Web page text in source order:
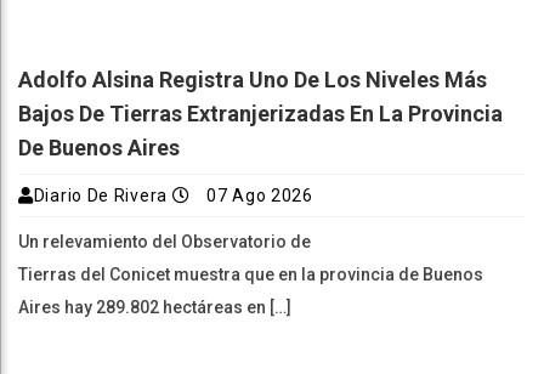
Adolfo Alsina Registra Uno De Los Niveles Más
Bajos De Tierras Extranjerizadas En La Provincia
De Buenos Aires
Diario De Rivera 07 Ago 2026
Un relevamiento del Observatorio de
Tierras del Conicet muestra que en la provincia de Buenos
Aires hay 289.802 hectáreas en […]